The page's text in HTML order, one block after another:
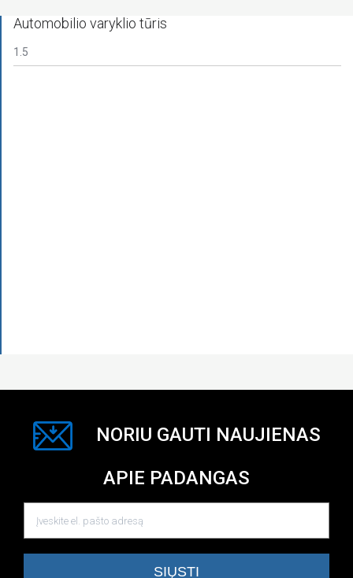
Automobilio varyklio tūris
1.5
NORIU GAUTI NAUJIENAS
APIE PADANGAS